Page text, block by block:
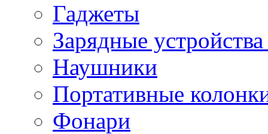
Гаджеты
Зарядные
Наушники
Портативные
Фонари